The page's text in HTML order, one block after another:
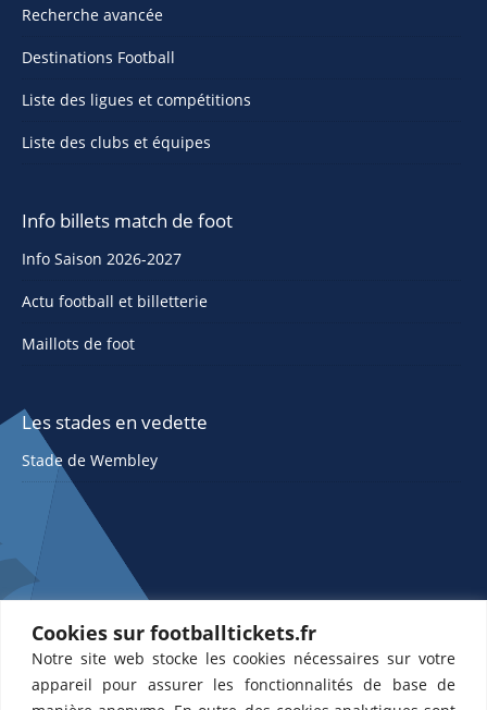
Cookies sur footballtickets.fr
Notre site web stocke les cookies nécessaires sur votre
appareil pour assurer les fonctionnalités de base de
Recherche avancée
Destinations Football
Liste des ligues et compétitions
Liste des clubs et équipes
Info billets match de foot
Info Saison 2026-2027
Actu football et billetterie
Maillots de foot
Les stades en vedette
Stade de Wembley
ETTS 365 SL, Rambla de Catalunya 38, 8, 1, 08007 Barcelone, Espagne |
CIF : ES-B43945534